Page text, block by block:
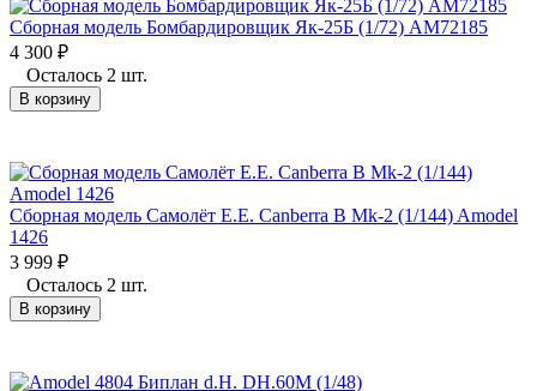
Сборная модель Бомбардировщик Як-25Б (1/72) AM72185
4 300 ₽
Осталось 2 шт.
В корзину
Сборная модель Самолёт E.E. Canberra B Mk-2 (1/144) Amodel
1426
3 999 ₽
Осталось 2 шт.
В корзину